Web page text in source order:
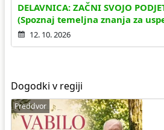
DELAVNICA: ZAČNI SVOJO
(Spoznaj temeljna znanja za
12. 10. 2026
Dogodki v regiji
Preddvor